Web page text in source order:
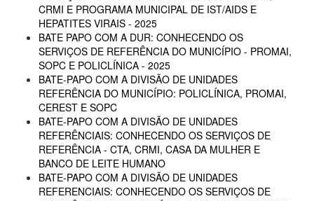
CRMI E PROGRAMA MUNICIPAL DE IST/AIDS E
HEPATITES VIRAIS - 2025
BATE PAPO COM A DUR: CONHECENDO OS
SERVIÇOS DE REFERÊNCIA DO MUNICÍPIO - PROMAI,
SOPC E POLICLÍNICA - 2025
BATE-PAPO COM A DIVISÃO DE UNIDADES
REFERÊNCIA DO MUNICÍPIO: POLICLÍNICA, PROMAI,
CEREST E SOPC
BATE-PAPO COM A DIVISÃO DE UNIDADES
REFERÊNCIAIS: CONHECENDO OS SERVIÇOS DE
REFERÊNCIA - CTA, CRMI, CASA DA MULHER E
BANCO DE LEITE HUMANO
BATE-PAPO COM A DIVISÃO DE UNIDADES
REFERENCIAIS: CONHECENDO OS SERVIÇOS DE